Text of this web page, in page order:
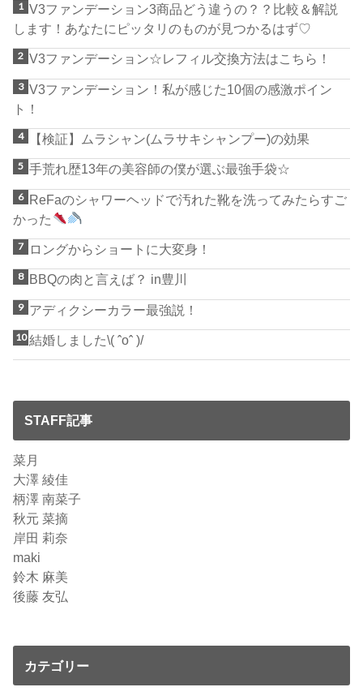
V3ファンデーション3商品どう違うの？？比較＆解説
します！あなたにピッタリのものが見つかるはず♡
V3ファンデーション☆レフィル交換方法はこちら！
V3ファンデーション！私が感じた10個の感激ポイン
ト！
【検証】ムラシャン(ムラサキシャンプー)の効果
手荒れ歴13年の美容師の僕が選ぶ最強手袋☆
ReFaのシャワーヘッドで汚れた靴を洗ってみたらすご
かった
ロングからショートに大変身！
BBQの肉と言えば？ in豊川
アディクシーカラー最強説！
結婚しました\( ˆoˆ )/
STAFF記事
菜月
大澤 綾佳
柄澤 南菜子
秋元 菜摘
岸田 莉奈
maki
鈴木 麻美
後藤 友弘
カテゴリー